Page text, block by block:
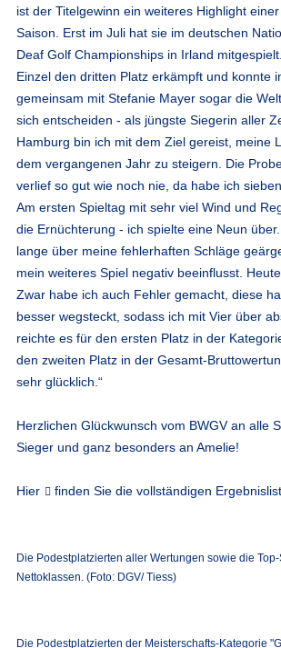
ist der Titelgewinn ein weiteres Highlight
Saison. Erst im Juli hat sie im deutschen
Deaf Golf Championships in Irland
Einzel den dritten Platz erkämpft und konnte
gemeinsam mit Stefanie Mayer sogar die
sich entscheiden - als jüngste Siegerin aller
Hamburg bin ich mit dem Ziel gereist, meine
dem vergangenen Jahr zu steigern. Die
verlief so gut wie noch nie, da habe ich
Am ersten Spieltag mit sehr viel Wind und
die Ernüchterung - ich spielte eine Neun
lange über meine fehlerhaften Schläge
mein weiteres Spiel negativ beeinflusst.
Zwar habe ich auch Fehler gemacht, diese
besser wegsteckt, sodass ich mit Vier über
reichte es für den ersten Platz in der
den zweiten Platz in der Gesamt-
sehr glücklich.“
Herzlichen Glückwunsch vom BWGV an alle
Sieger und ganz besonders an Amelie!
Hier finden Sie die vollständigen
Die Podestplatzierten aller Wertungen sowie die
Nettoklassen. (Foto: DGV/ Tiess)
Die Podestplatzierten der Meisterschafts-Kategorie